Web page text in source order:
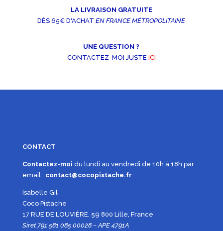
LA LIVRAISON GRATUITE
DÈS 65€ D'ACHATEN FRANCE MÉTROPOLITAINE
UNE QUESTION ?
CONTACTEZ-MOI JUSTE ICI
CONTACT
Contactez-moi du lundi au vendredi de 10h à 18h par
email : contact@cocopistache.fr
Isabelle Gil
Coco Pistache
17 RUE DE LOUVIÈRE, 59 800 Lille, France
Siret 791 581 085 00028 – APE 4791A